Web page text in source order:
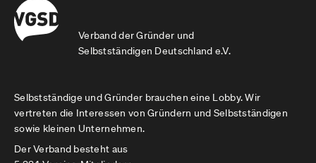
Verband der Gründer und
Selbstständigen Deutschland e.V.
Selbstständige und Gründer brauchen eine Lobby. Wir
vertreten die Interessen von Gründern und Selbstständigen
sowie kleinen Unternehmen.
Der Verband besteht aus